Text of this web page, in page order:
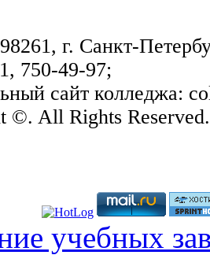
г. Санкт-
750-49-97;
сайт колледжа:
©. All Rights
учебных